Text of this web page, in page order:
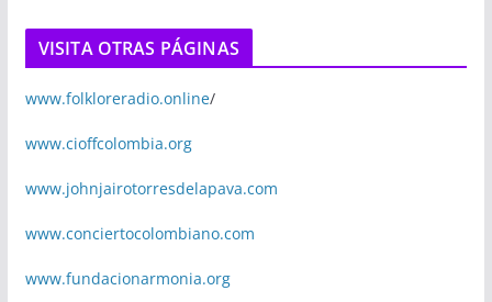
VISITA OTRAS PÁGINAS
www.folkloreradio.online/
www.cioffcolombia.org
www.johnjairotorresdelapava.com
www.conciertocolombiano.com
www.fundacionarmonia.org